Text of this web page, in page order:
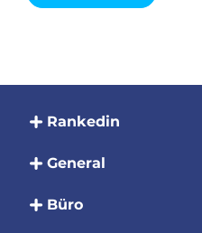
Rankedin
General
Büro